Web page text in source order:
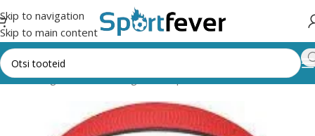
Skip to navigation
Skip to main content
Kõik kategooriad Pallimängud Korvpall Pallid Molten Suurus 6